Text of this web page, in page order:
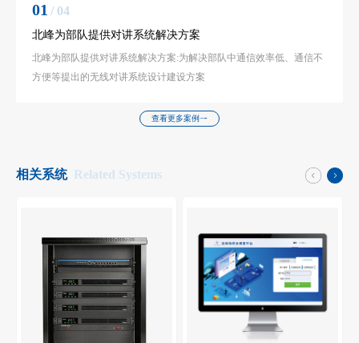
01 / 04
北峰为部队提供对讲系统解决方案
北峰为部队提供对讲系统解决方案:为解决部队中通信效率低、通信不
方便等提出的无线对讲系统设计建设方案
查看更多案例
相关系统 Related Systems